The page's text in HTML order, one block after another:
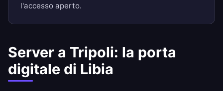
l'accesso aperto.
Server a Tripoli: la porta
digitale di Libia